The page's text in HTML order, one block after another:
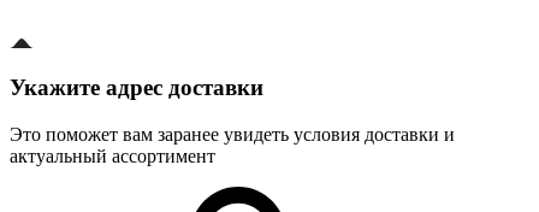
Укажите адрес доставки
Это поможет вам заранее увидеть условия доставки и
актуальный ассортимент